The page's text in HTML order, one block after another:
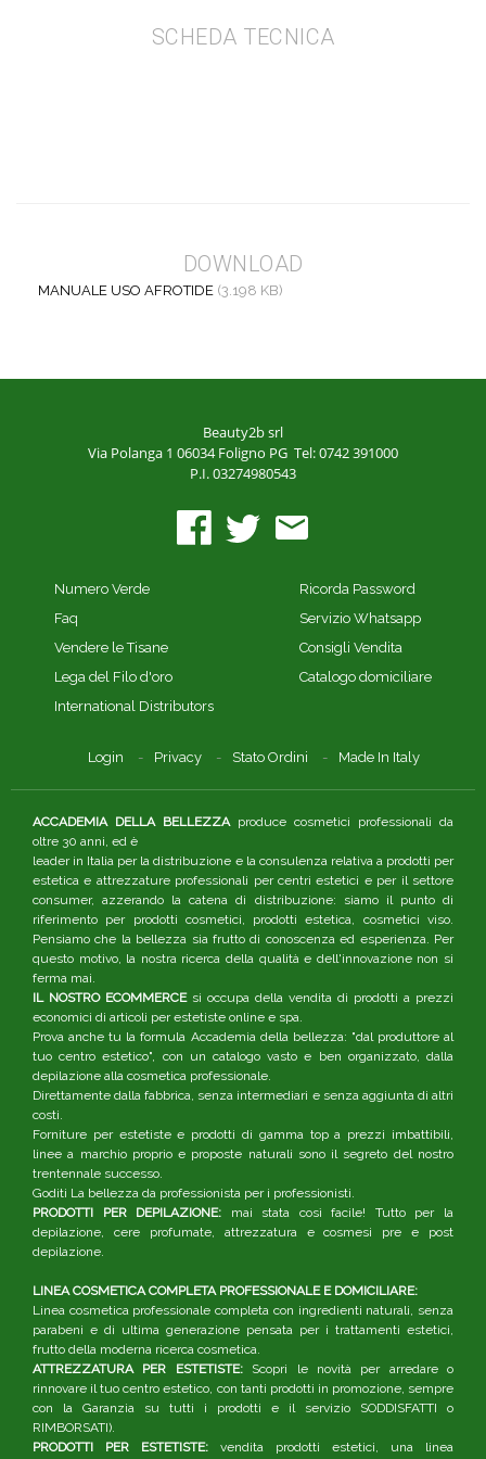
SCHEDA TECNICA
DOWNLOAD
MANUALE USO AFROTIDE (3.198 KB)
Beauty2b srl
Via Polanga 1 06034 Foligno PG Tel: 0742 391000
P.I. 03274980543
Numero Verde
Faq
Vendere le Tisane
Lega del Filo d'oro
International Distributors
Ricorda Password
Servizio Whatsapp
Consigli Vendita
Catalogo domiciliare
Login Privacy Stato Ordini Made In Italy
ACCADEMIA DELLA BELLEZZAproduce cosmetici professionali da
oltre 30 anni, ed è
leader in Italia per la distribuzione e la consulenza relativa a prodotti per
estetica e attrezzature professionali per centri estetici e per il settore
consumer, azzerando la catena di distribuzione: siamo il punto di
riferimento per prodotti cosmetici, prodotti estetica, cosmetici viso.
Pensiamo che la bellezza sia frutto di conoscenza ed esperienza. Per
questo motivo, la nostra ricerca della qualità e dell'innovazione non si
ferma mai.
IL NOSTRO ECOMMERCEsi occupa della vendita di prodotti a prezzi
economici di articoli per estetiste online e spa.
Prova anche tu la formula Accademia della bellezza: "dal produttore al
tuo centro estetico", con un catalogo vasto e ben organizzato, dalla
depilazione alla cosmetica professionale.
Direttamente dalla fabbrica, senza intermediari e senza aggiunta di altri
costi.
Forniture per estetiste e prodotti di gamma top a prezzi imbattibili,
linee a marchio proprio e proposte naturali sono il segreto del nostro
trentennale successo.
Goditi La bellezza da professionista per i professionisti.
PRODOTTI PER DEPILAZIONE: mai stata così facile! Tutto per la
depilazione, cere profumate, attrezzatura e cosmesi pre e post
depilazione.
LINEA COSMETICA COMPLETA PROFESSIONALE E DOMICILIARE:
Linea cosmetica professionale completa con ingredienti naturali, senza
parabeni e di ultima generazione pensata per i trattamenti estetici,
frutto della moderna ricerca cosmetica.
ATTREZZATURA PER ESTETISTE:Scopri le novità per arredare o
rinnovare il tuo centro estetico, con tanti prodotti in promozione, sempre
con la Garanzia su tutti i prodotti e il servizio SODDISFATTI o
RIMBORSATI).
PRODOTTI PER ESTETISTE: vendita prodotti estetici, una linea